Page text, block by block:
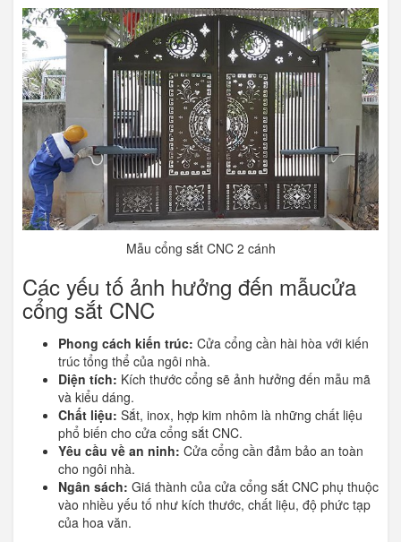
Mẫu cổng sắt CNC 2 cánh
Các yếu tố ảnh hưởng đến mẫucửa
cổng sắt CNC
Phong cách kiến trúc: Cửa cổng cần hài hòa với kiến
trúc tổng thể của ngôi nhà.
Diện tích: Kích thước cổng sẽ ảnh hưởng đến mẫu mã
và kiểu dáng.
Chất liệu: Sắt, inox, hợp kim nhôm là những chất liệu
phổ biến cho cửa cổng sắt CNC.
Yêu cầu về an ninh: Cửa cổng cần đảm bảo an toàn
cho ngôi nhà.
Ngân sách: Giá thành của cửa cổng sắt CNC phụ thuộc
vào nhiều yếu tố như kích thước, chất liệu, độ phức tạp
của hoa văn.